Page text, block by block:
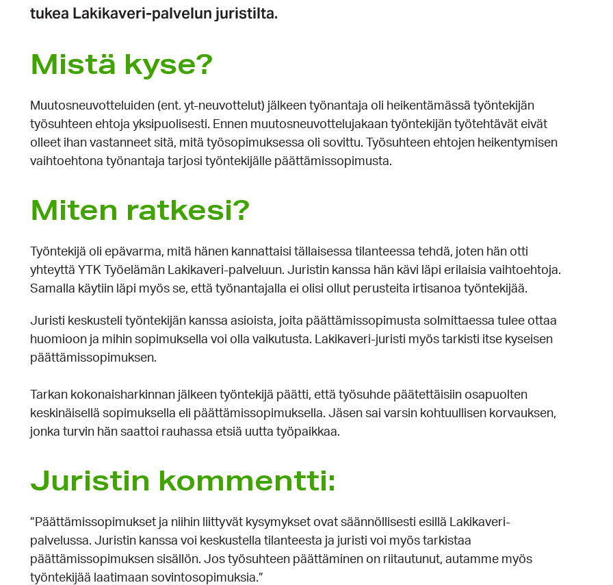
tukea Lakikaveri-palvelun juristilta.
Mistä kyse?
Muutosneuvotteluiden (ent. yt-neuvottelut) jälkeen työnantaja oli heikentämässä työntekijän
työsuhteen ehtoja yksipuolisesti. Ennen muutosneuvottelujakaan työntekijän työtehtävät eivät
olleet ihan vastanneet sitä, mitä työsopimuksessa oli sovittu. Työsuhteen ehtojen heikentymisen
vaihtoehtona työnantaja tarjosi työntekijälle päättämissopimusta.
Miten ratkesi?
Työntekijä oli epävarma, mitä hänen kannattaisi tällaisessa tilanteessa tehdä, joten hän otti
yhteyttä YTK Työelämän Lakikaveri-palveluun. Juristin kanssa hän kävi läpi erilaisia vaihtoehtoja.
Samalla käytiin läpi myös se, että työnantajalla ei olisi ollut perusteita irtisanoa työntekijää.
Juristi keskusteli työntekijän kanssa asioista, joita päättämissopimusta solmittaessa tulee ottaa
huomioon ja mihin sopimuksella voi olla vaikutusta. Lakikaveri-juristi myös tarkisti itse kyseisen
päättämissopimuksen.
Tarkan kokonaisharkinnan jälkeen työntekijä päätti, että työsuhde päätettäisiin osapuolten
keskinäisellä sopimuksella eli päättämissopimuksella. Jäsen sai varsin kohtuullisen korvauksen,
jonka turvin hän saattoi rauhassa etsiä uutta työpaikkaa.
Juristin kommentti:
”Päättämissopimukset ja niihin liittyvät kysymykset ovat säännöllisesti esillä Lakikaveri-
palvelussa. Juristin kanssa voi keskustella tilanteesta ja juristi voi myös tarkistaa
päättämissopimuksen sisällön. Jos työsuhteen päättäminen on riitautunut, autamme myös
työntekijää laatimaan sovintosopimuksia.”